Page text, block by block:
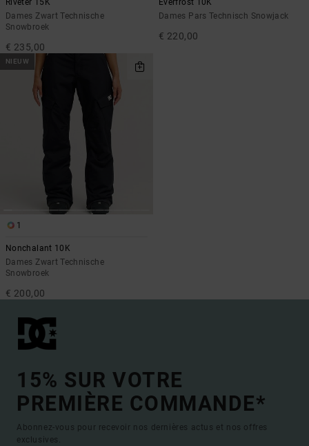
Riveter 15K
Dames Zwart Technische
Snowbroek
€ 235,00
Everfrost 10K
Dames Pars Technisch Snowjack
€ 220,00
NIEUW
1
Nonchalant 10K
Dames Zwart Technische
Snowbroek
€ 200,00
15% SUR VOTRE
PREMIÈRE COMMANDE*
Abonnez-vous pour recevoir nos dernières actus et nos offres
exclusives.